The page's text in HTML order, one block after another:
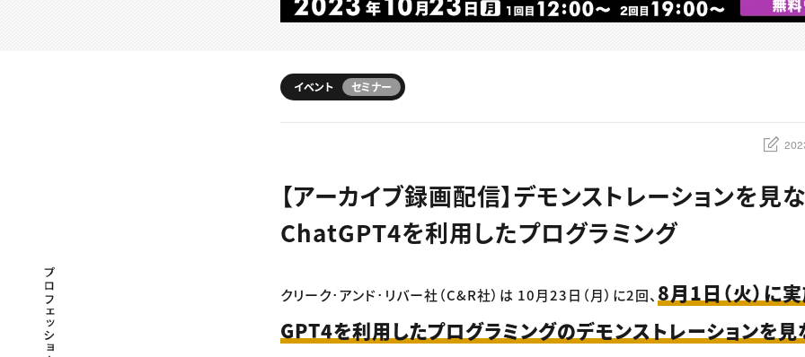
イベント セミナー
【アーカイブ録画配信】デモンストレーションを
ChatGPT4を利用したプログラミング
クリーク･アンド･リバー社（C&R社）は 10月23日（月）に2回、 8月1日（火）に
GPT4を利用したプログラミングのデモンストレーションを